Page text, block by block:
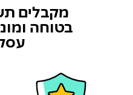
מקבלים
בטוחה